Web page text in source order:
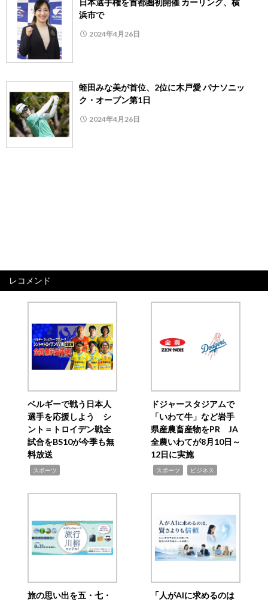
日本選手権を首都圏初開催 カーリング、横
浜市で
2024年4月26日
蛭田みな美が首位、2位に木戸愛 パナソニッ
ク・オープン第1日
2024年4月26日
レコメンド
ベルギーで戦う日本人
選手を応援しよう シ
ント＝トロイデン戦全
試合をBS10が今季も無
料放送
スポーツ
ドジャースタジアムで
「いわて牛」など岩手
県産農畜産物をPR JA
全農いわてが8月10日～
12日に実施
スポーツ ビジネス
旅の思い出を五・七・ 「人がAIに求めるのは